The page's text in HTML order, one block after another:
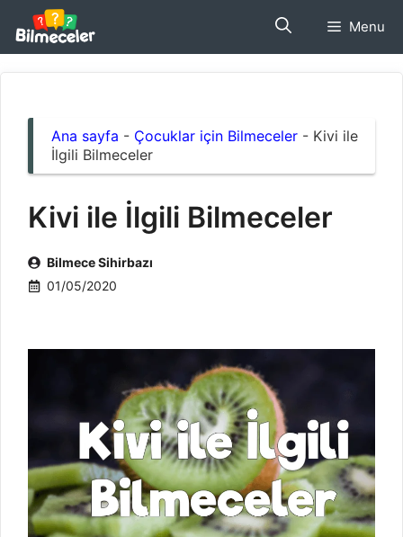
İçeriğe
atla
Menu
Ana sayfa - Çocuklar için Bilmeceler - Kivi ile
İlgili Bilmeceler
Kivi ile İlgili Bilmeceler
Bilmece Sihirbazı
01/05/2020